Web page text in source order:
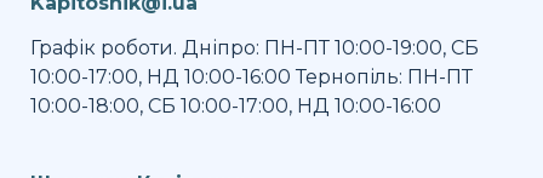
Графік роботи. Дніпро: ПН-ПТ 10:00-19:00, СБ
10:00-17:00, НД 10:00-16:00 Тернопіль: ПН-ПТ
10:00-18:00, СБ 10:00-17:00, НД 10:00-16:00